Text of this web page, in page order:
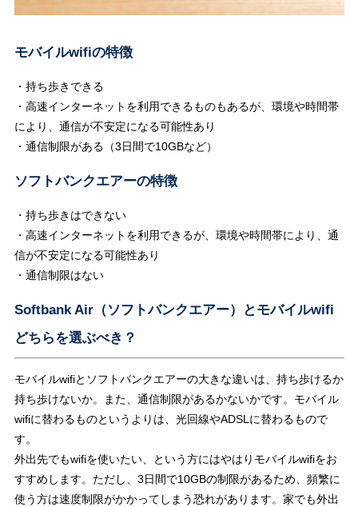
モバイルwifiの特徴
・持ち歩きできる
・高速インターネットを利用できるものもあるが、環境や時間帯
により、通信が不安定になる可能性あり
・通信制限がある（3日間で10GBなど）
ソフトバンクエアーの特徴
・持ち歩きはできない
・高速インターネットを利用できるが、環境や時間帯により、通
信が不安定になる可能性あり
・通信制限はない
Softbank Air（ソフトバンクエアー）とモバイルwifi
どちらを選ぶべき？
モバイルwifiとソフトバンクエアーの大きな違いは、持ち歩けるか
持ち歩けないか。また、通信制限があるかないかです。モバイル
wifiに替わるものというよりは、光回線やADSLに替わるもので
す。
外出先でもwifiを使いたい、という方にはやはりモバイルwifiをお
すすめします。ただし、3日間で10GBの制限があるため、頻繁に
使う方は速度制限がかかってしまう恐れがあります。家でも外出